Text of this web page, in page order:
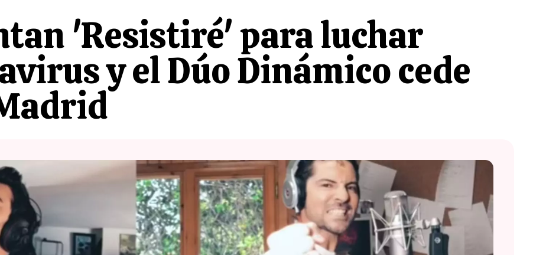
'Resistiré' para luchar
y el Dúo Dinámico cede